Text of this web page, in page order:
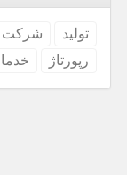
تولید شركت
رپورتاژ